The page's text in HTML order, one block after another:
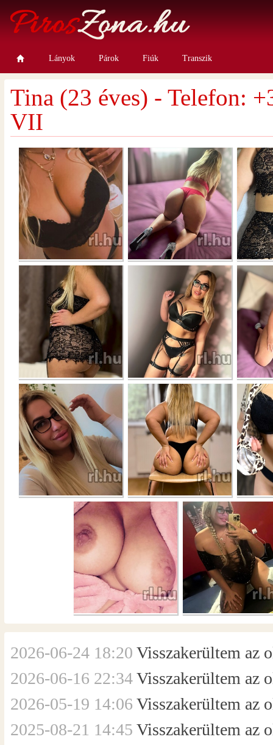
Lányok Párok Fiúk Transzik
Tina (23 éves) - Telefon:
VII
2026-06-24 18:20 Visszakerültem az
2026-06-16 22:34Visszakerültem az
2026-05-19 14:06 Visszakerültem az
2025-08-21 14:45 Visszakerültem az